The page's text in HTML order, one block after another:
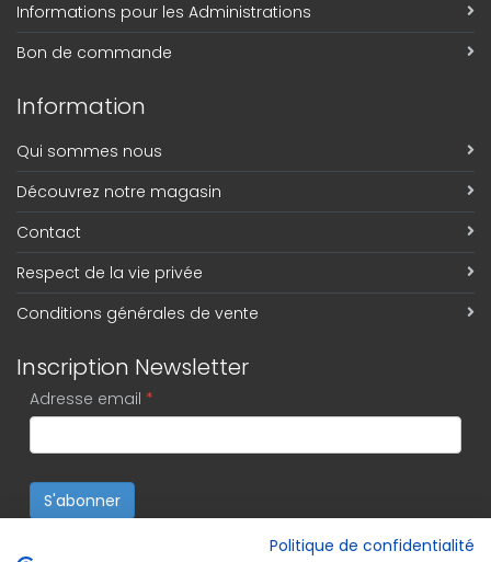
Informations pour les Administrations
Bon de commande
Information
Qui sommes nous
Découvrez notre magasin
Contact
Respect de la vie privée
Conditions générales de vente
Inscription Newsletter
Adresse email *
S'abonner
Politique de confidentialité